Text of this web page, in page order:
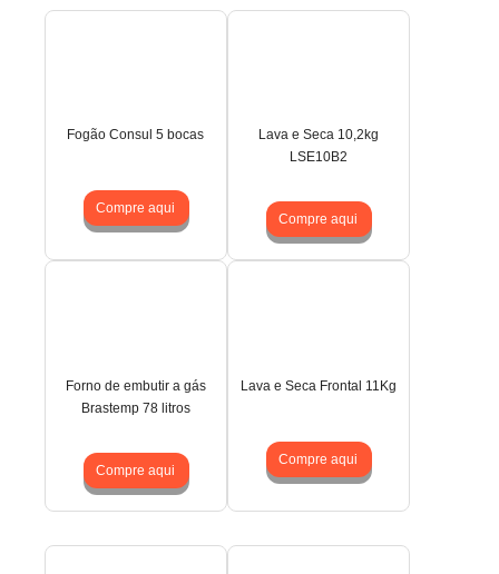
Fogão Consul 5 bocas
Compre aqui
Lava e Seca 10,2kg
LSE10B2
Compre aqui
Forno de embutir a gás
Brastemp 78 litros
Compre aqui
Lava e Seca Frontal 11Kg
Compre aqui